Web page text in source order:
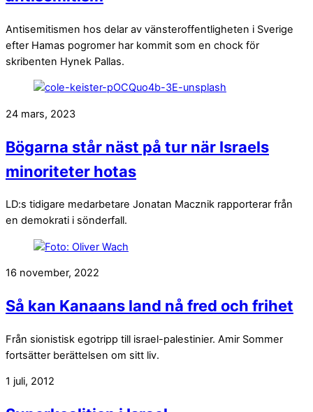
Antisemitismen hos delar av vänsteroffentligheten i Sverige
efter Hamas pogromer har kommit som en chock för
skribenten Hynek Pallas.
24 mars, 2023
Bögarna står näst på tur när Israels
minoriteter hotas
LD:s tidigare medarbetare Jonatan Macznik rapporterar från
en demokrati i sönderfall.
16 november, 2022
Så kan Kanaans land nå fred och frihet
Från sionistisk egotripp till israel-palestinier. Amir Sommer
fortsätter berättelsen om sitt liv.
1 juli, 2012